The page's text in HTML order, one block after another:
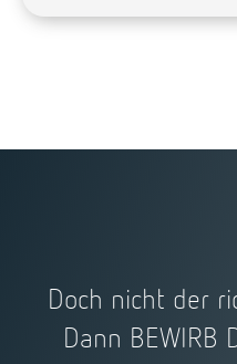
Doch nicht der
Dann BEWIRB